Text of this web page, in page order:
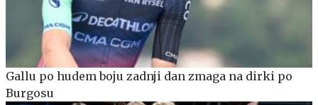
Gallu po hudem boju zadnji dan zmaga na dirki po
Burgosu